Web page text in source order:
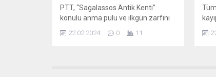
PTT, “Sagalassos Antik Kenti”
konulu anma pulu ve ilkgün zarfını
BURDUR (İGFA) –PTT AŞ,
22.02.2024 0 11
bu